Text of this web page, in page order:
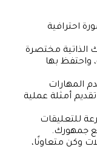
احترافية
الذاتية مختصرة
واحتفظ بها
المهارات
أمثلة عملية
للتعليقات
جمهورك.
وكن متعاونًا،